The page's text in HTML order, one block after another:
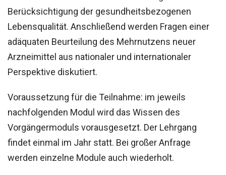
Berücksichtigung der gesundheitsbezogenen
Lebensqualität. Anschließend werden Fragen einer
adäquaten Beurteilung des Mehrnutzens neuer
Arzneimittel aus nationaler und internationaler
Perspektive diskutiert.
Voraussetzung für die Teilnahme: im jeweils
nachfolgenden Modul wird das Wissen des
Vorgängermoduls vorausgesetzt. Der Lehrgang
findet einmal im Jahr statt. Bei großer Anfrage
werden einzelne Module auch wiederholt.